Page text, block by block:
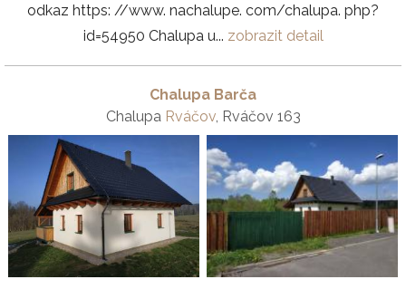
odkaz https: //www. nachalupe. com/chalupa. php?
id=54950 Chalupa u... zobrazit detail
Chalupa Barča
Chalupa Rváčov, Rváčov 163